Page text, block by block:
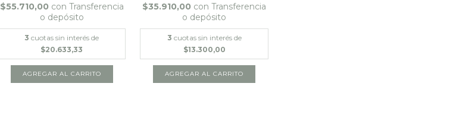
$55.710,00 con Transferencia
o depósito
3 cuotas sin interés de
$20.633,33
AGREGAR AL CARRITO
$35.910,00 con Transferencia
o depósito
3 cuotas sin interés de
$13.300,00
AGREGAR AL CARRITO